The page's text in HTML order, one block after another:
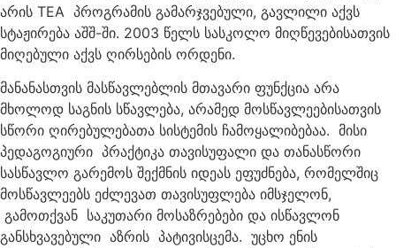
არის TEA პროგრამის გამარჯვებული, გავლილი აქვს
სტაჟირება აშშ-ში. 2003 წელს სასკოლო მიღწევებისათვის
მიღებული აქვს ღირსების ორდენი.
მანანასთვის მასწავლებლის მთავარი ფუნქცია არა
მხოლოდ საგნის სწავლება, არამედ მოსწავლეებისათვის
სწორი ღირებულებათა სისტემის ჩამოყალიბებაა. მისი
პედაგოგიური პრაქტიკა თავისუფალი და თანასწორი
სასწავლო გარემოს შექმნის იდეას ეფუძნება, რომელშიც
მოსწავლეებს ეძლევათ თავისუფლება იმსჯელონ,
გამოთქვან საკუთარი მოსაზრებები და ისწავლონ
განსხვავებული აზრის პატივისცემა. უცხო ენის